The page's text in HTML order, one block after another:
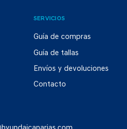
SERVICIOS
Guía de compras
Guía de tallas
Envíos y devoluciones
Contacto